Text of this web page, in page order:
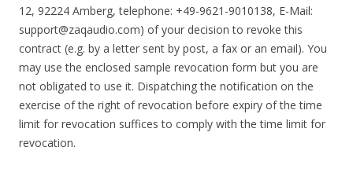
12, 92224 Amberg, telephone: +49-9621-9010138, E-Mail:
support@zaqaudio.com) of your decision to revoke this
contract (e.g. by a letter sent by post, a fax or an email). You
may use the enclosed sample revocation form but you are
not obligated to use it. Dispatching the notification on the
exercise of the right of revocation before expiry of the time
limit for revocation suffices to comply with the time limit for
revocation.